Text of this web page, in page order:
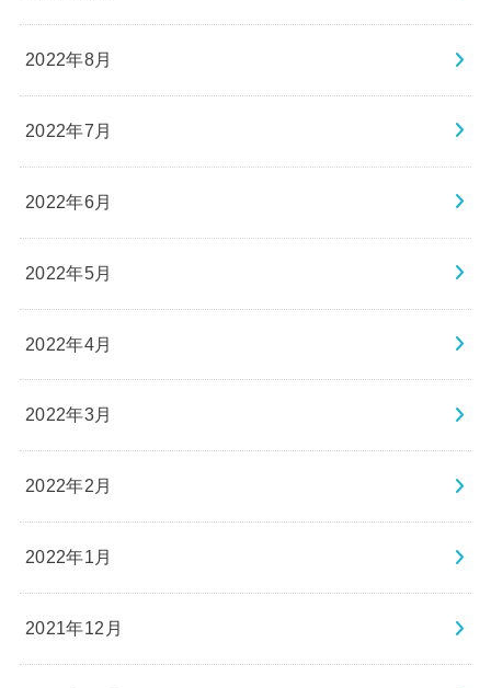
2022年8月
2022年7月
2022年6月
2022年5月
2022年4月
2022年3月
2022年2月
2022年1月
2021年12月